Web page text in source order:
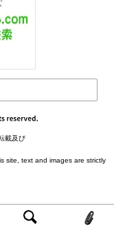
載及び
site, text and images are strictly